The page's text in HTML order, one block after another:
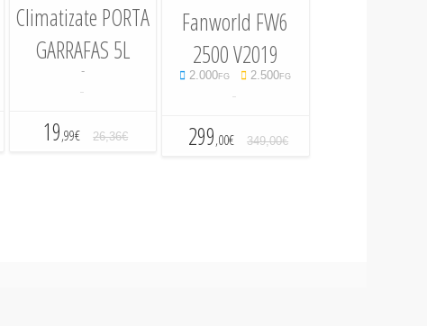
Climatizate PORTA
GARRAFAS 5L
-
-
19,99€ 26,36€
Fanworld FW6
2500 V2019
2.000fg 2.500fg
-
299,00€ 349,00€